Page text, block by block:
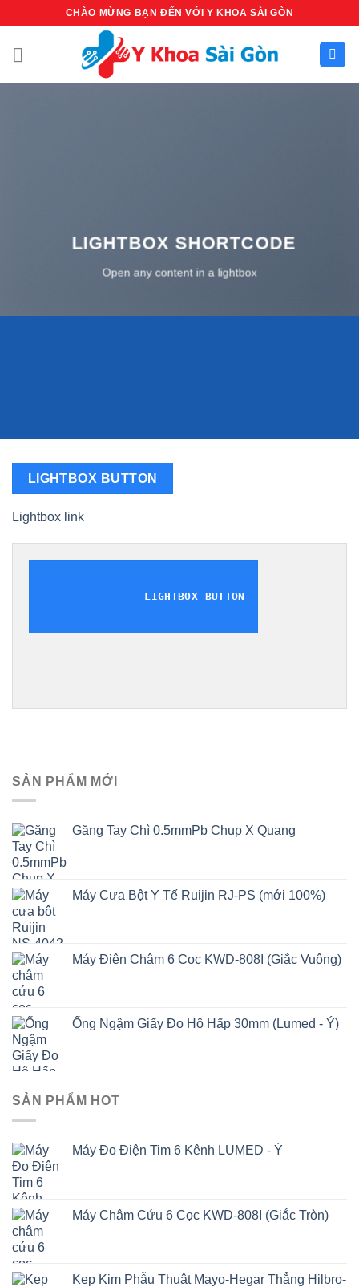
qua
nội
CHÀO MỪNG BẠN ĐẾN VỚI Y KHOA SÀI GÒN
LIGHTBOX SHORTCODE
Open any content in a lightbox
LIGHTBOX BUTTON
Lightbox link
LIGHTBOX BUTTON
SẢN PHẨM MỚI
Găng Tay Chì 0.5mmPb Chụp X Quang
Máy Cưa Bột Y Tế Ruijin RJ-PS (mới 100%)
Máy Điện Châm 6 Cọc KWD-808I (Giắc Vuông)
Ống Ngậm Giấy Đo Hô Hấp 30mm (Lumed - Ý)
SẢN PHẨM HOT
Máy Đo Điện Tim 6 Kênh LUMED - Ý
Máy Châm Cứu 6 Cọc KWD-808I (Giắc Tròn)
Kẹp Kim Phẫu Thuật Mayo-Hegar Thẳng Hilbro-